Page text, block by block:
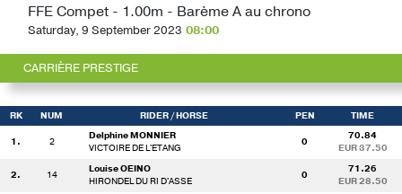
FFE Compet - 1.00m - Barème A au chrono
Saturday, 9 September 2023 08:00
CARRIÈRE PRESTIGE
RK NUM RIDER / HORSE PEN TIME
1. 2
Delphine MONNIER
VICTOIRE DE L'ETANG
0
70.84
EUR 37.50
2. 14
Louise OEINO
HIRONDEL DU RI D'ASSE
0
71.26
EUR 28.50